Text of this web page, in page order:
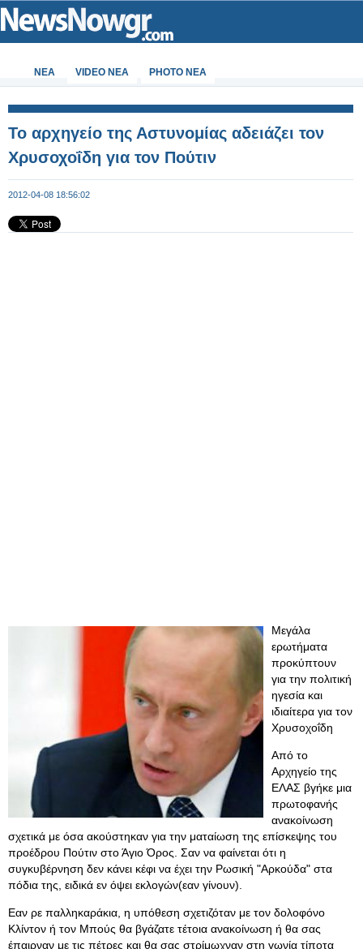
ΝΕΑ VIDEO NEA PHOTO NEA
Το αρχηγείο της Αστυνομίας αδειάζει τον
Χρυσοχοΐδη για τον Πούτιν
2012-04-08 18:56:02
Μεγάλα
ερωτήματα
προκύπτουν
για την πολιτική
ηγεσία και
ιδιαίτερα για τον
Χρυσοχοΐδη
Aπό το
Αρχηγείο της
ΕΛΑΣ βγήκε μια
πρωτοφανής
ανακοίνωση
σχετικά με όσα ακούστηκαν για την ματαίωση της επίσκεψης του
προέδρου Πούτιν στο Άγιο Όρος. Σαν να φαίνεται ότι η
συγκυβέρνηση δεν κάνει κέφι να έχει την Ρωσική "Αρκούδα" στα
πόδια της, ειδικά εν όψει εκλογών(εαν γίνουν).
Εαν ρε παλληκαράκια, η υπόθεση σχετιζόταν με τον δολοφόνο
Κλίντον ή τον Μπούς θα βγάζατε τέτοια ανακοίνωση ή θα σας
έπαιρναν με τις πέτρες και θα σας στρίμωχναν στη γωνία τίποτα